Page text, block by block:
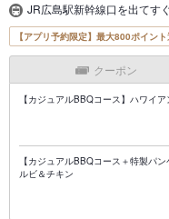
JR広島駅新幹線口を出てす
【アプリ予約限定】最大800ポイン
クーポン
【カジュアルBBQコース】ハワイ
【カジュアルBBQコース＋特製パ
ルビ＆チキン